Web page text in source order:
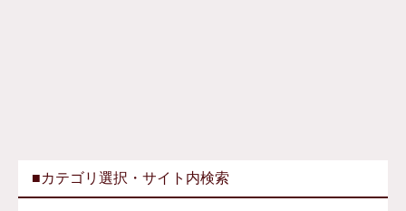
■カテゴリ選択・サイト内検索